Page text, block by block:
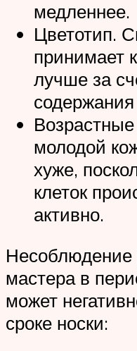
медленнее.
Цветотип.
принимает
лучше за
молодой
хуже,
клеток
активно.
Несоблюдение
мастера в
может
сроке носки: